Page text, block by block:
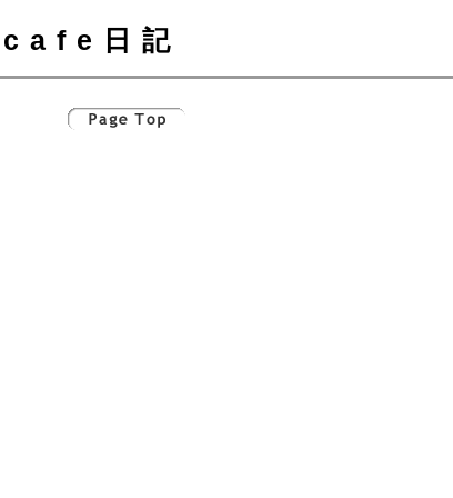
cafe日記